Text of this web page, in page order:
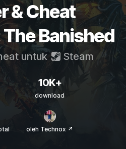
& Cheat
Banished
untuk Steam
10K+
download
oleh Technox ↗